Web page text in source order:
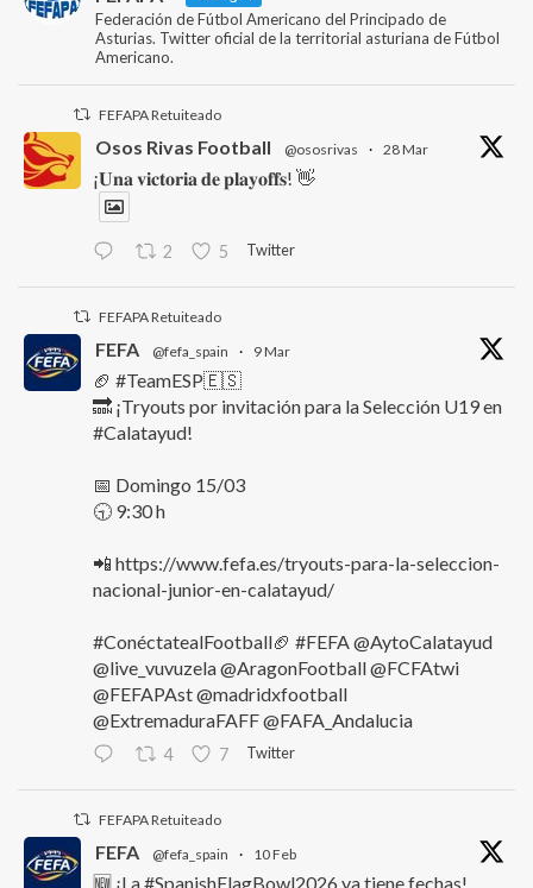
Federación de Fútbol Americano del Principado de
Asturias. Twitter oficial de la territorial asturiana de Fútbol
Americano.
FEFAPA Retuiteado
Osos Rivas Football @ososrivas · 28 Mar
¡𝐔𝐧𝐚 𝐯𝐢𝐜𝐭𝐨𝐫𝐢𝐚 𝐝𝐞 𝐩𝐥𝐚𝐲𝐨𝐟𝐟𝐬! 👋
2 5 Twitter
FEFAPA Retuiteado
FEFA @fefa_spain · 9 Mar
🏈 #TeamESP🇪🇸
🔜 ¡Tryouts por invitación para la Selección U19 en
#Calatayud!
📅 Domingo 15/03
🕤 9:30 h
📲 https://www.fefa.es/tryouts-para-la-seleccion-
nacional-junior-en-calatayud/
#ConéctatealFootball🏈 #FEFA @AytoCalatayud
@live_vuvuzela @AragonFootball @FCFAtwi
@FEFAPAst @madridxfootball
@ExtremaduraFAFF @FAFA_Andalucia
4 7 Twitter
FEFAPA Retuiteado
FEFA @fefa_spain · 10 Feb
🆕 ¡La #SpanishFlagBowl2026 ya tiene fechas!